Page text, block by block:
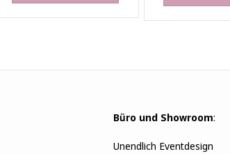
Büro und Showroom:
Unendlich Eventdesign